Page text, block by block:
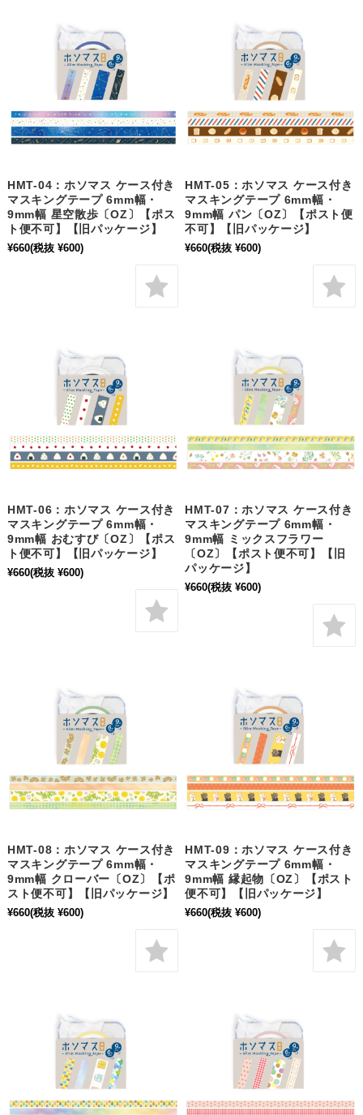
HMT-04：ホソマス ケース付き
マスキングテープ 6mm幅・
9mm幅 星空散歩〔OZ〕【ポス
ト便不可】【旧パッケージ】
¥660(税抜 ¥600)
HMT-05：ホソマス ケース付き
マスキングテープ 6mm幅・
9mm幅 パン〔OZ〕【ポスト便
不可】【旧パッケージ】
¥660(税抜 ¥600)
HMT-06：ホソマス ケース付き
マスキングテープ 6mm幅・
9mm幅 おむすび〔OZ〕【ポス
ト便不可】【旧パッケージ】
¥660(税抜 ¥600)
HMT-07：ホソマス ケース付き
マスキングテープ 6mm幅・
9mm幅 ミックスフラワー
〔OZ〕【ポスト便不可】【旧
パッケージ】
¥660(税抜 ¥600)
HMT-08：ホソマス ケース付き
マスキングテープ 6mm幅・
9mm幅 クローバー〔OZ〕【ポ
スト便不可】【旧パッケージ】
¥660(税抜 ¥600)
HMT-09：ホソマス ケース付き
マスキングテープ 6mm幅・
9mm幅 縁起物〔OZ〕【ポスト
便不可】【旧パッケージ】
¥660(税抜 ¥600)